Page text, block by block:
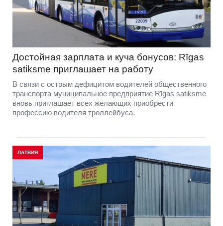
Достойная зарплата и куча бонусов: Rīgas
satiksme приглашает на работу
В связи с острым дефицитом водителей общественного
транспорта муниципальное предприятие Rīgas satiksme
вновь приглашает всех желающих приобрести
профессию водителя троллейбуса.
ЛАТВИЯ